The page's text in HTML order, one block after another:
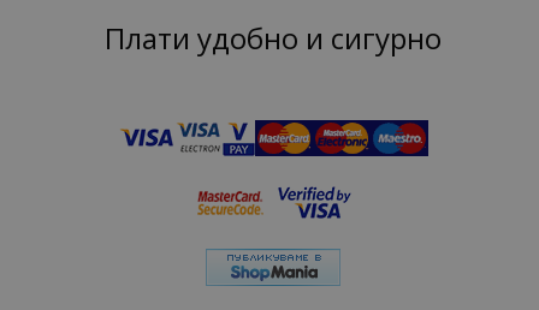
Плати удобно и сигурно